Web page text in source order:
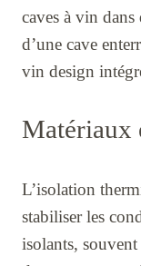
caves à vin dans
d’une cave
vin design
Matériaux
L’isolation
stabiliser les
isolants,